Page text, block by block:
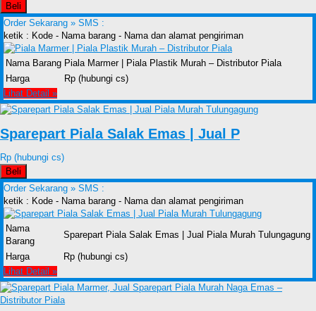
Beli
Order Sekarang » SMS :
ketik : Kode - Nama barang - Nama dan alamat pengiriman
Nama Barang Piala Marmer | Piala Plastik Murah – Distributor Piala
Harga
Rp (hubungi cs)
Lihat Detail »
Sparepart Piala Salak Emas | Jual P
Rp (hubungi cs)
Beli
Order Sekarang » SMS :
ketik : Kode - Nama barang - Nama dan alamat pengiriman
Nama
Barang
Sparepart Piala Salak Emas | Jual Piala Murah Tulungagung
Harga
Rp (hubungi cs)
Lihat Detail »